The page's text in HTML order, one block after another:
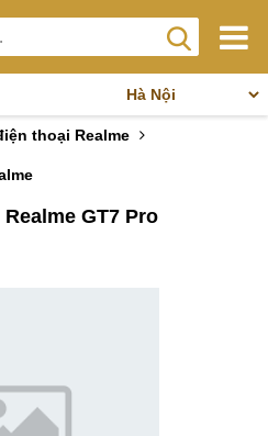
thoại Realme
GT7 Pro